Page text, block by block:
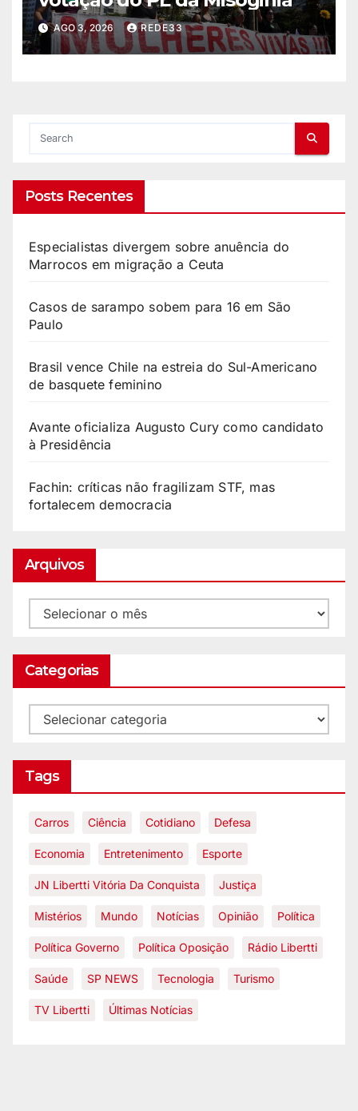
AGO 3, 2026 REDE33
Posts Recentes
Especialistas divergem sobre anuência do
Marrocos em migração a Ceuta
Casos de sarampo sobem para 16 em São
Paulo
Brasil vence Chile na estreia do Sul-Americano
de basquete feminino
Avante oficializa Augusto Cury como candidato
à Presidência
Fachin: críticas não fragilizam STF, mas
fortalecem democracia
Arquivos
Categorias
Tags
Carros Ciência Cotidiano Defesa
Economia Entretenimento Esporte
JN Libertti Vitória Da Conquista Justiça
Mistérios Mundo Notícias Opinião Política
Política Governo Política Oposição Rádio Libertti
Saúde SP NEWS Tecnologia Turismo
TV Libertti Últimas Notícias